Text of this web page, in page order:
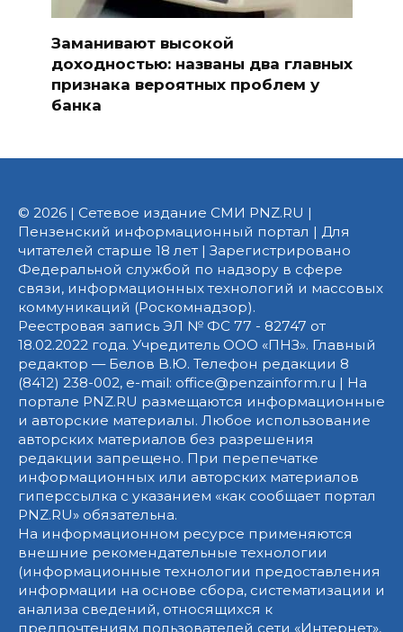
Заманивают высокой
доходностью: названы два главных
признака вероятных проблем у
банка
© 2026 | Сетевое издание СМИ PNZ.RU |
Пензенский информационный портал | Для
читателей старше 18 лет | Зарегистрировано
Федеральной службой по надзору в сфере
связи, информационных технологий и массовых
коммуникаций (Роскомнадзор).
Реестровая запись ЭЛ № ФС 77 - 82747 от
18.02.2022 года. Учредитель ООО «ПНЗ». Главный
редактор — Белов В.Ю. Телефон редакции 8
(8412) 238-002, e-mail: office@penzainform.ru | На
портале PNZ.RU размещаются информационные
и авторские материалы. Любое использование
авторских материалов без разрешения
редакции запрещено. При перепечатке
информационных или авторских материалов
гиперссылка с указанием «как сообщает портал
PNZ.RU» обязательна.
На информационном ресурсе применяются
внешние рекомендательные технологии
(информационные технологии предоставления
информации на основе сбора, систематизации и
анализа сведений, относящихся к
предпочтениям пользователей сети «Интернет»,